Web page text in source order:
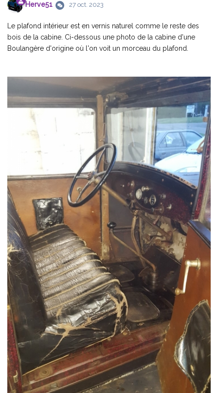
Herve51 27 oct. 2023
Le plafond intérieur est en vernis naturel comme le reste des
bois de la cabine. Ci-dessous une photo de la cabine d'une
Boulangère d'origine où l'on voit un morceau du plafond.